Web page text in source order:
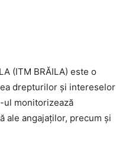
(ITM BRĂILA) este o
drepturilor și intereselor
ul monitorizează
ale angajaților, precum și